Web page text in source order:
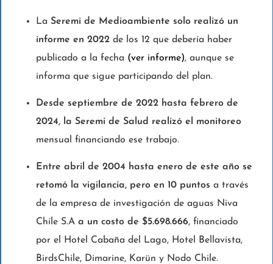
LaSeremi de Medioambiente solo realizó un
informe en 2022de los 12 que debería haber
publicado a la fecha (ver informe), aunque se
informa que sigue participando del plan.
Desde septiembre de 2022 hasta febrero de
2024, la Seremi de Salud realizó el monitoreo
mensual financiando ese trabajo.
Entre abril de 2004 hasta enero de este año se
retomó la vigilancia, pero en 10 puntos a través
de la empresa de investigación de aguas Niva
Chile S.Aa un costo de $5.698.666, financiado
por el Hotel Cabaña del Lago, Hotel Bellavista,
BirdsChile, Dimarine, Karün y Nodo Chile.